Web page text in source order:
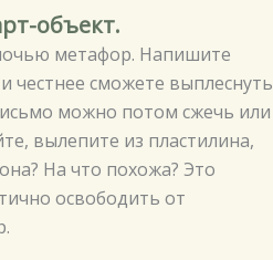
объект.
метафор. Напишите
сможете выплеснуть
можно потом сжечь или
вылепите из пластилина,
На что похожа? Это
освободить от